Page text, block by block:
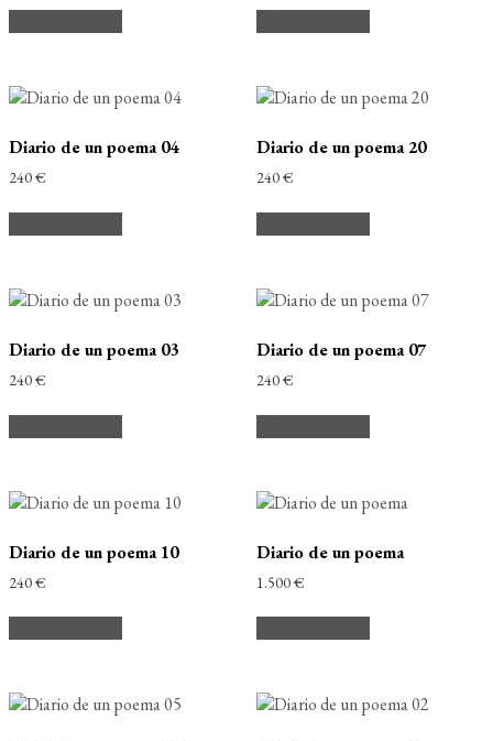
Diario de un poema 04
240€
Diario de un poema 20
240€
Diario de un poema 03
240€
Diario de un poema 07
240€
Diario de un poema 10
240€
Diario de un poema
1.500€